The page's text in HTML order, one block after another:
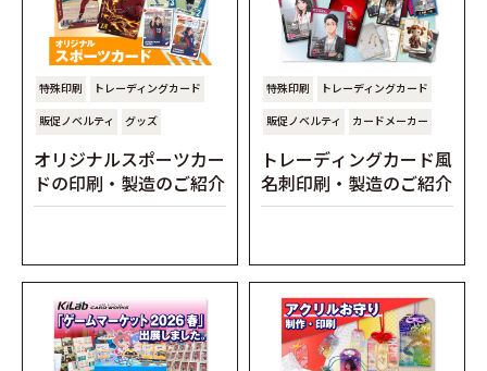
特殊印刷
トレーディングカード
販促ノベルティ
グッズ
オリジナルスポーツカー
ドの印刷・製造のご紹介
特殊印刷
トレーディングカード
販促ノベルティ
カードメーカー
トレーディングカード風
名刺印刷・製造のご紹介